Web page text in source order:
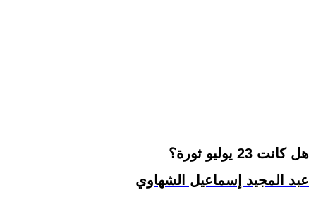
هل كانت 23 يوليو ثورة؟
عبد المجيد إسماعيل الشهاوي